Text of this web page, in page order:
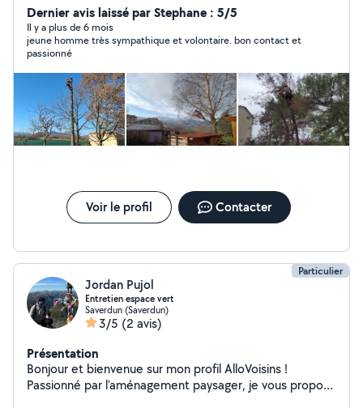
jardin. Société : Grimpe'O'arbres sur Mazeres (09270)
Diplôme : - Bac pro aménagement paysager. - CS
arboriste élagueur. PS : suite à ma résiliation de mon
abonnement "allovoisins", je ne peux malheureusement
plus répondre aux demandes privées et aux messages.
Bien Cordialement,
Dernier avis laissé par Stephane : 5/5
Il y a plus de 6 mois
jeune homme très sympathique et volontaire. bon contact et
passionné
Voir le profil Contacter
Particulier
Jordan Pujol
Entretien espace vert
Saverdun (Saverdun)
3/5 (2 avis)
Présentation
Bonjour et bienvenue sur mon profil AlloVoisins !
Passionné par l'aménagement paysager, je vous propose